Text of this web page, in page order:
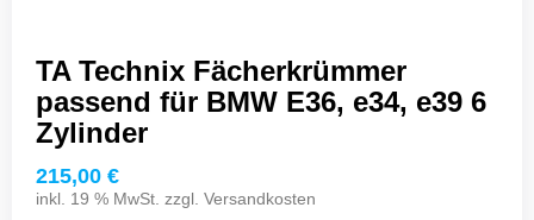
TA Technix Fächerkrümmer
passend für BMW E36, e34, e39 6
Zylinder
215,00 €
inkl. 19 % MwSt. zzgl. Versandkosten